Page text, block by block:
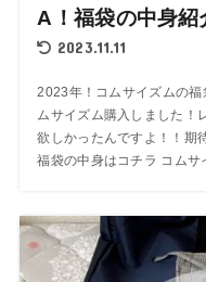
A！福袋の中身紹
2023.11.11
2023年！コムサイズムの
ムサイズム購入しました！
欲しかったんですよ！！期
福袋の中身はコチラ コムサ